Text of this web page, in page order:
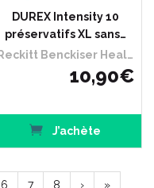
DUREX Intensity 10
préservatifs XL sans…
Reckitt Benckiser Healthcare France
10,90€
J’achète
6 7 8 › »